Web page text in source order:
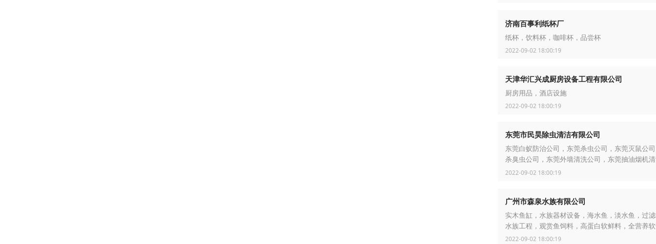
济南百事利纸杯厂
纸杯，饮料杯，咖啡杯，品尝杯
2022-09-02 18:00:19
天津华汇兴成厨房设备工程有限公司
厨房用品，酒店设施
2022-09-02 18:00:19
东莞市民昊除虫清洁有限公司
东莞白蚁防治公司，东莞杀虫公司，东莞灭鼠公
杀臭虫公司，东莞外墙清洗公司，东莞抽油烟机
司，东莞石材晶面处理翻新，东莞地板打蜡抛光
2022-09-02 18:00:19
广州市森泉水族有限公司
实木鱼缸，水族器材设备，海水鱼，淡水鱼，过
水族工程，观赏鱼饲料，高蛋白软鲜料，全营养
2022-09-02 18:00:19